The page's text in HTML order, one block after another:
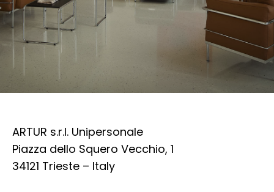
ARTUR s.r.l. Unipersonale
Piazza dello Squero Vecchio, 1
34121 Trieste – Italy